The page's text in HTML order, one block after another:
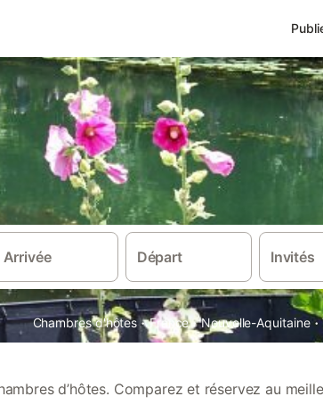
Arrivée Départ Invités
Chambres d'hôtes · France · Nouvelle-Aquitaine ·
d’hôtes. Comparez et réservez au